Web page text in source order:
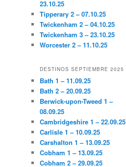
23.10.25
Tipperary 2 – 07.10.25
Twickenham 2 – 04.10.25
Twickenham 3 – 23.10.25
Worcester 2 – 11.10.25
DESTINOS SEPTIEMBRE 2025
Bath 1 – 11.09.25
Bath 2 – 20.09.25
Berwick-upon-Tweed 1 –
08.09.25
Cambridgeshire 1 – 22.09.25
Carlisle 1 – 10.09.25
Carshalton 1 – 13.09.25
Cobham 1 – 13.09.25
Cobham 2 – 29.09.25